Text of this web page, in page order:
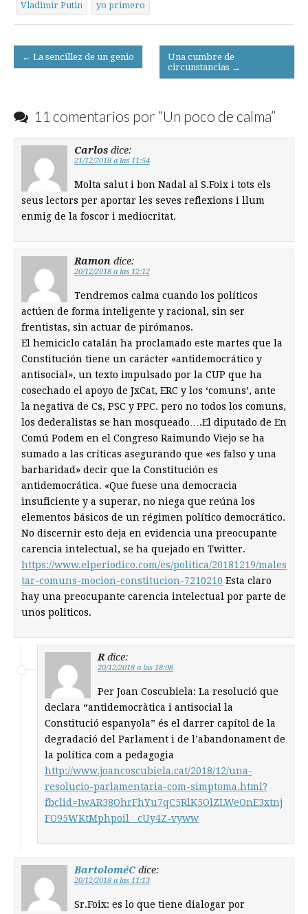
Vladimir Putin yo primero
Post
navigation
← La sencillez de un genio
Una cumbre de
circunstancias →
11 comentarios por “Un poco de calma”
Carlos dice:
21/12/2018 a las 11:54
Molta salut i bon Nadal al S.Foix i tots els
seus lectors per aportar les seves reflexions i llum
enmig de la foscor i mediocritat.
Ramon dice:
20/12/2018 a las 12:12
Tendremos calma cuando los políticos
actúen de forma inteligente y racional, sin ser
frentistas, sin actuar de pirómanos.
El hemiciclo catalán ha proclamado este martes que la
Constitución tiene un carácter «antidemocrático y
antisocial», un texto impulsado por la CUP que ha
cosechado el apoyo de JxCat, ERC y los ‘comuns’, ante
la negativa de Cs, PSC y PPC. pero no todos los comuns,
los dederalistas se han mosqueado….El diputado de En
Comú Podem en el Congreso Raimundo Viejo se ha
sumado a las críticas asegurando que «es falso y una
barbaridad» decir que la Constitución es
antidemocrática. «Que fuese una democracia
insuficiente y a superar, no niega que reúna los
elementos básicos de un régimen político democrático.
No discernir esto deja en evidencia una preocupante
carencia intelectual, se ha quejado en Twitter.
https://www.elperiodico.com/es/politica/20181219/males
tar-comuns-mocion-constitucion-7210210 Esta claro
hay una preocupante carencia intelectual por parte de
unos politicos.
R dice:
20/12/2018 a las 18:08
Per Joan Coscubiela: La resolució que
declara “antidemocràtica i antisocial la
Constitució espanyola” és el darrer capítol de la
degradació del Parlament i de l’abandonament de
la política com a pedagogia
http://www.joancoscubiela.cat/2018/12/una-
resolucio-parlamentaria-com-simptoma.html?
fbclid=IwAR38OhrFhYu7qC5RlK5OlZLWeOnE3xtnj
FO95WKtMphpoil__cUy4Z-vyww
BartoloméC dice:
20/12/2018 a las 11:13
Sr.Foix: es lo que tiene dialogar por